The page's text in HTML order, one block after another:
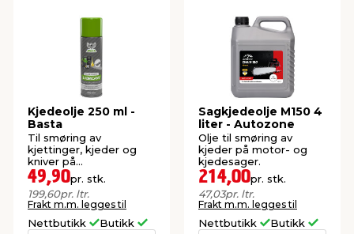
Kjedeolje 250 ml -
Basta
Til smøring av
kjettinger, kjeder og
kniver på
hagemaskiner.
49,90pr. stk.
199,60pr. ltr.
Frakt m.m. legges til
Nettbutikk Butikk
Sagkjedeolje M150 4
liter - Autozone
Olje til smøring av
kjeder på motor- og
kjedesager.
214,00pr. stk.
47,03pr. ltr.
Frakt m.m. legges til
Nettbutikk Butikk